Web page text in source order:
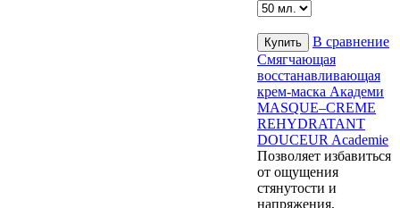
В сравнение
Смягчающая
восстанавливающая
крем-маска Академи
MASQUE–CREME
REHYDRATANT
DOUCEUR Academie
Позволяет избавиться
от ощущения
стянутости и
напряжения,